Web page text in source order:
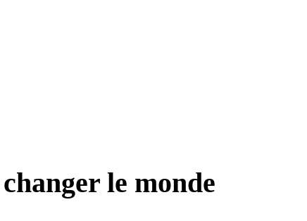
le monde